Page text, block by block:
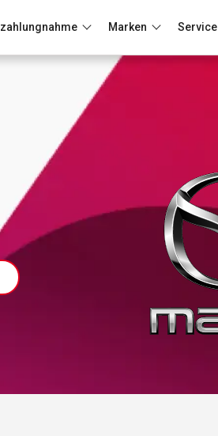
Marken Service